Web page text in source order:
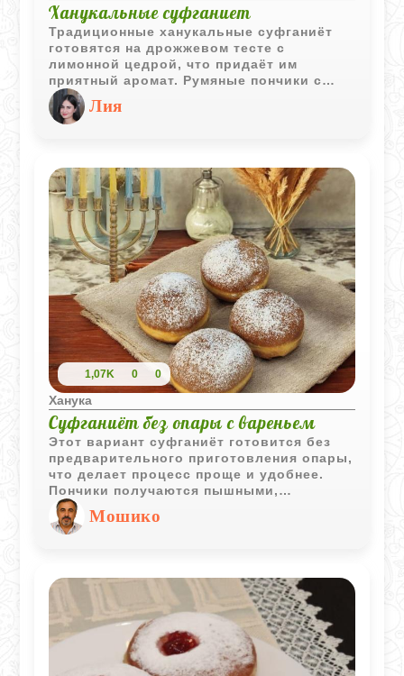
Ханукальные суфганиет
Традиционные ханукальные суфганиёт
готовятся на дрожжевом тесте с
лимонной цедрой, что придаёт им
приятный аромат. Румяные пончики с
начинкой из варенья станут украшением
праздничного стола и порадуют
любителей домашней выпечки.
Лия
1,07K 0 0
Ханука
Суфганиёт без опары с вареньем
Этот вариант суфганиёт готовится без
предварительного приготовления опары,
что делает процесс проще и удобнее.
Пончики получаются пышными,
румяными и отлично сочетаются с
любым вареньем или джемом.
Мошико